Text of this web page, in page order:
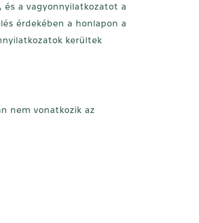
és a vagyonnyilatkozatot a
érdekében a honlapon a
kerültek
nem vonatkozik az